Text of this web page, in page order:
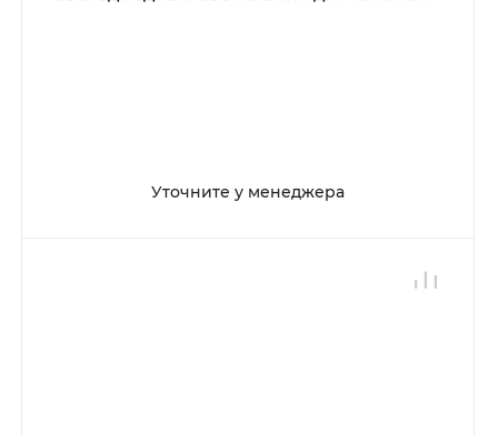
Уточните у менеджера